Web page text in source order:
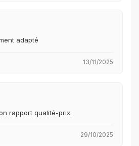
adapté
13/11/2025
rapport qualité-prix.
29/10/2025